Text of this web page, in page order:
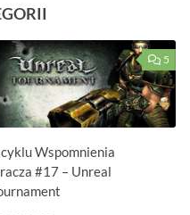
5
Wspomnienia
#17 – Unreal